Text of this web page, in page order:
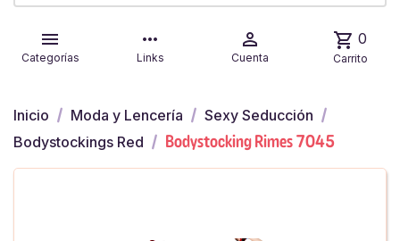

Categorías
more_horiz
Links

Cuenta
shopping_cart 0
Carrito
Inicio Moda y Lencería
Sexy Seducción
Bodystockings Red
Bodystocking Rimes 7045